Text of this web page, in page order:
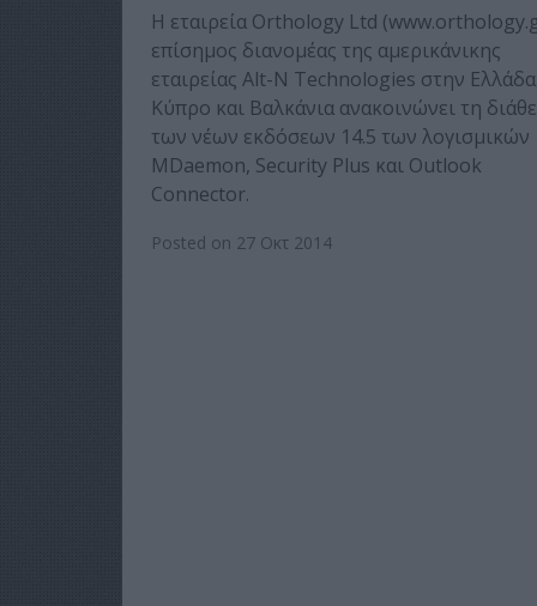
H εταιρεία Orthology Ltd
επίσημος διανομέας της αμερικάνικης
εταιρείας Alt-N Technologies στην
Κύπρο και Βαλκάνια ανακοινώνει τη
των νέων εκδόσεων 14.5 των λογισμικών
MDaemon, Security Plus και Outlook
Connector.
Posted on 27 Οκτ 2014